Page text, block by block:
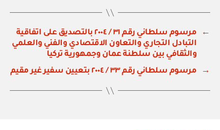
←
مرسوم سلطاني رقم ٣١ / ٢٠٠٤ بالتصديق على اتفاقية
التبادل التجاري والتعاون الاقتصادي والفني والعلمي
والثقافي بين سلطنة عمان وجمهورية تركيا
→
مرسوم سلطاني رقم ٣٣ / ٢٠٠٤ بتعيين سفير غير مقيم